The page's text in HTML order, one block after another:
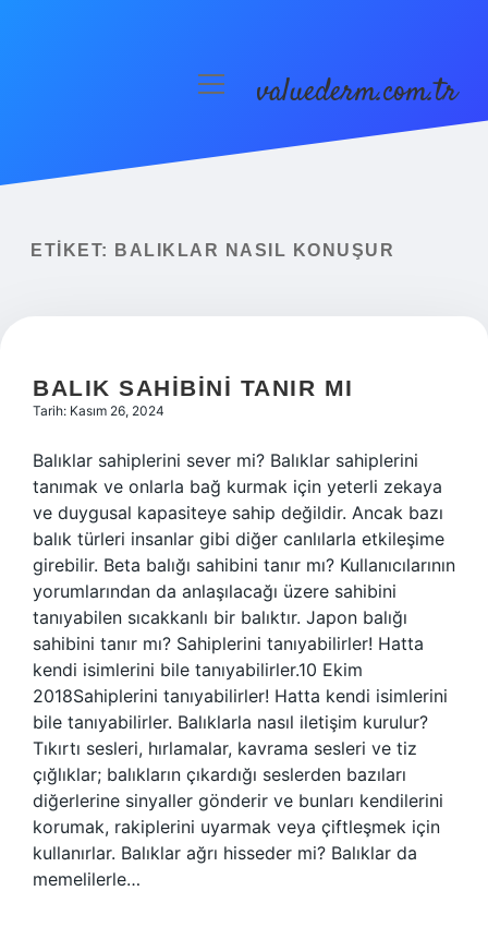
Yasal Uyarı
menüyüvaluederm.com.tr
ETIKET: BALIKLAR NASIL KONUŞUR
BALIK SAHIBINI TANIR MI
Tarih: Kasım 26, 2024
Balıklar sahiplerini sever mi? Balıklar sahiplerini
tanımak ve onlarla bağ kurmak için yeterli zekaya
ve duygusal kapasiteye sahip değildir. Ancak bazı
balık türleri insanlar gibi diğer canlılarla etkileşime
girebilir. Beta balığı sahibini tanır mı? Kullanıcılarının
yorumlarından da anlaşılacağı üzere sahibini
tanıyabilen sıcakkanlı bir balıktır. Japon balığı
sahibini tanır mı? Sahiplerini tanıyabilirler! Hatta
kendi isimlerini bile tanıyabilirler.10 Ekim
2018Sahiplerini tanıyabilirler! Hatta kendi isimlerini
bile tanıyabilirler. Balıklarla nasıl iletişim kurulur?
Tıkırtı sesleri, hırlamalar, kavrama sesleri ve tiz
çığlıklar; balıkların çıkardığı seslerden bazıları
diğerlerine sinyaller gönderir ve bunları kendilerini
korumak, rakiplerini uyarmak veya çiftleşmek için
kullanırlar. Balıklar ağrı hisseder mi? Balıklar da
memelilerle…